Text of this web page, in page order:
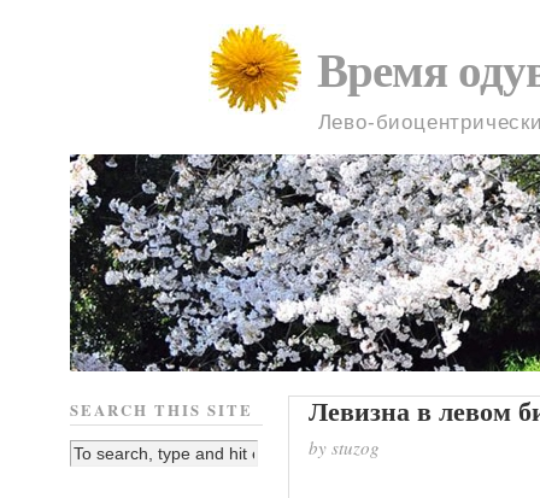
Время
Лево-
Левизна в левом
by stuzog
SEARCH THIS SITE